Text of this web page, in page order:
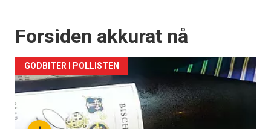
Forsiden akkurat nå
GODBITER I POLLISTEN